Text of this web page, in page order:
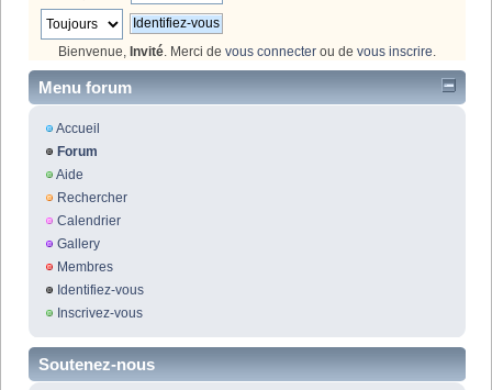
Bienvenue, Invité. Merci de vous connecter ou de vous inscrire.
Menu forum
Accueil
Forum
Aide
Rechercher
Calendrier
Gallery
Membres
Identifiez-vous
Inscrivez-vous
Soutenez-nous